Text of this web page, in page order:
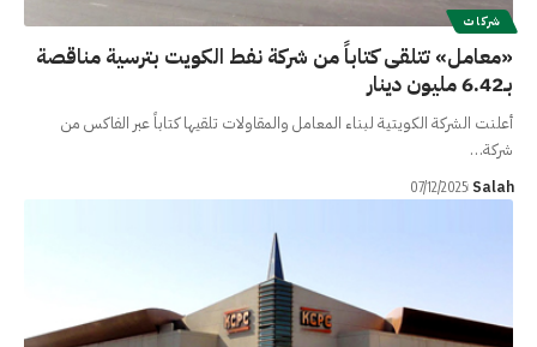
شركات
«معامل» تتلقى كتاباً من شركة نفط الكويت بترسية مناقصة
بـ6.42 مليون دينار
أعلنت الشركة الكويتية لبناء المعامل والمقاولات تلقيها كتاباً عبر الفاكس من
شركة…
Salah
07/12/2025